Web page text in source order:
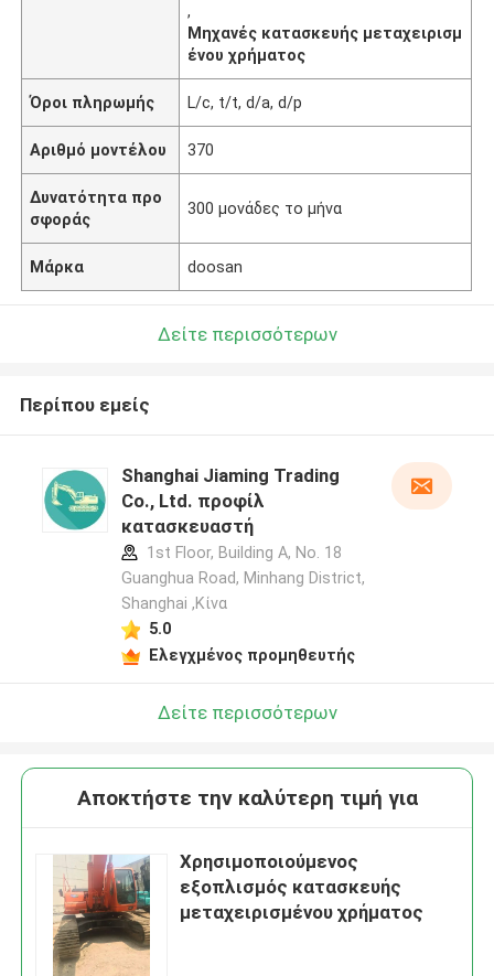
,
Μηχανές κατασκευής μεταχειρισμ
ένου χρήματος
Όροι πληρωμής L/c, t/t, d/a, d/p
Αριθμό μοντέλου 370
Δυνατότητα προ
σφοράς
300 μονάδες το μήνα
Μάρκα doosan
Δείτε περισσότερων
Περίπου εμείς
Shanghai Jiaming Trading
Co., Ltd. προφίλ
κατασκευαστή
1st Floor, Building A, No. 18
Guanghua Road, Minhang District,
Shanghai ,Κίνα
5.0
Ελεγχμένος προμηθευτής
Δείτε περισσότερων
Αποκτήστε την καλύτερη τιμή για
Χρησιμοποιούμενος
εξοπλισμός κατασκευής
μεταχειρισμένου χρήματος